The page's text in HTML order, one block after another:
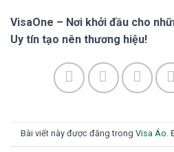
VisaOne – Nơi khởi đầu cho
Uy tín tạo nên thương hiệu!
Bài viết này được đăng trong Visa Áo.